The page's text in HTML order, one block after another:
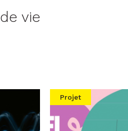
vie
Projet